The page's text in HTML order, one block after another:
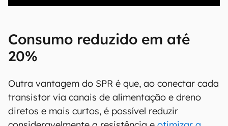
Consumo reduzido em até
20%
Outra vantagem do SPR é que, ao conectar cada
transistor via canais de alimentação e dreno
diretos e mais curtos, é possível reduzir